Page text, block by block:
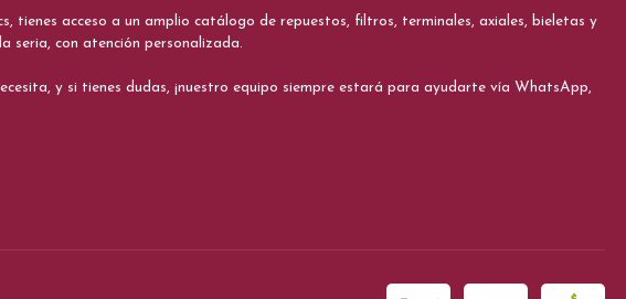
tienes acceso a un amplio catálogo de repuestos, filtros, terminales, axiales, bieletas y
seria, con atención personalizada.
y si tienes dudas, ¡nuestro equipo siempre estará para ayudarte vía WhatsApp,